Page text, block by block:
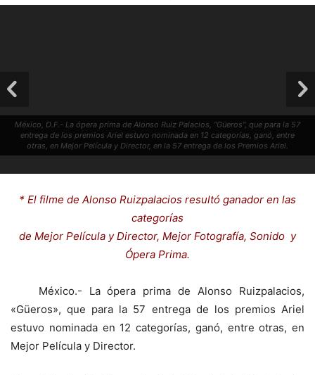
México, D.F.- La ópera prima de Alonso Ruiz Palacios, "Güeros", que para la 57
entrega de los premios Ariel estuvo nominada en 12 categorías, ganó, entre
otras, en Mejor Película y Director, en la 57 entrega de los Premios Ariel.
* El filme de Alonso Ruizpalacios resultó ganador en las
categorías
de Mejor Película y Director, Mejor Fotografía, Sonido y
Ópera Prima.
México.- La ópera prima de Alonso Ruizpalacios,
«Güeros», que para la 57 entrega de los premios Ariel
estuvo nominada en 12 categorías, ganó, entre otras, en
Mejor Película y Director.